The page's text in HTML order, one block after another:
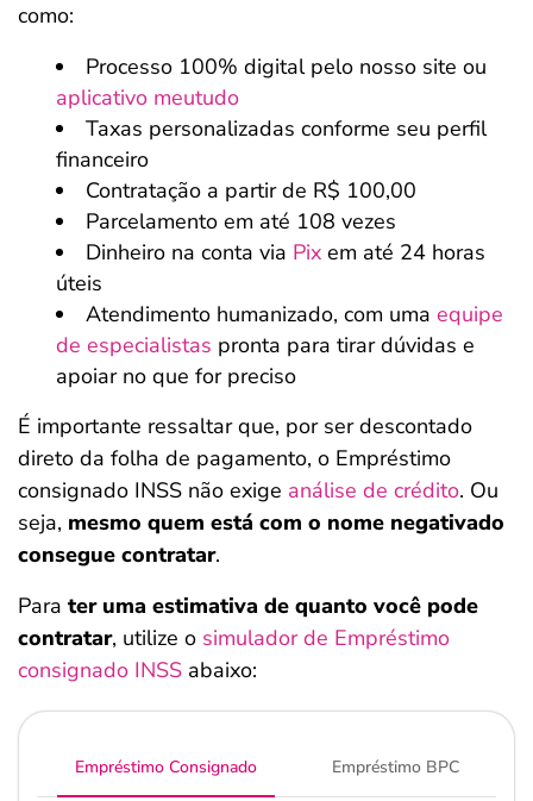
como:
Processo 100% digital pelo nosso site ou
aplicativo meutudo
Taxas personalizadas conforme seu perfil
financeiro
Contratação a partir de R$ 100,00
Parcelamento em até 108 vezes
Dinheiro na conta via Pix em até 24 horas
úteis
Atendimento humanizado, com uma equipe
de especialistas pronta para tirar dúvidas e
apoiar no que for preciso
É importante ressaltar que, por ser descontado
direto da folha de pagamento, o Empréstimo
consignado INSS não exige análise de crédito. Ou
seja, mesmo quem está com o nome negativado
consegue contratar.
Para ter uma estimativa de quanto você pode
contratar, utilize o simulador de Empréstimo
consignado INSS abaixo:
Empréstimo Consignado Empréstimo BPC